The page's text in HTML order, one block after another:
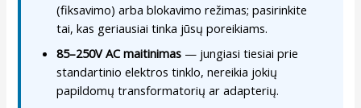
(fiksavimo) arba blokavimo režimas; pasirinkite
tai, kas geriausiai tinka jūsų poreikiams.
85–250V AC maitinimas — jungiasi tiesiai prie
standartinio elektros tinklo, nereikia jokių
papildomų transformatorių ar adapterių.